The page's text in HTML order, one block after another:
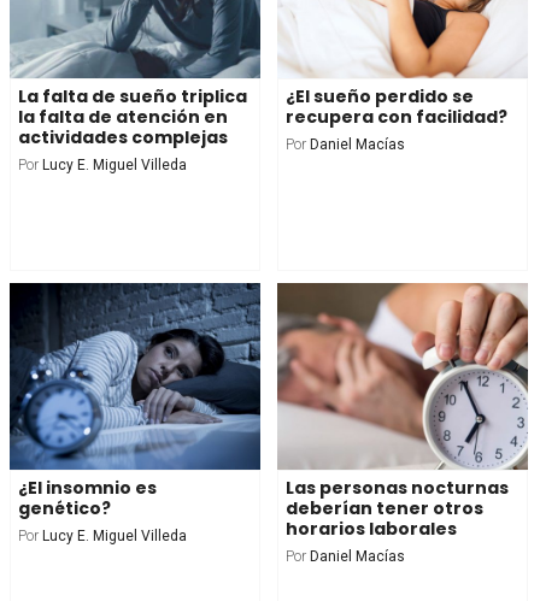
La falta de sueño triplica
la falta de atención en
actividades complejas
Por Lucy E. Miguel Villeda
¿El sueño perdido se
recupera con facilidad?
Por Daniel Macías
¿El insomnio es
genético?
Por Lucy E. Miguel Villeda
Las personas nocturnas
deberían tener otros
horarios laborales
Por Daniel Macías